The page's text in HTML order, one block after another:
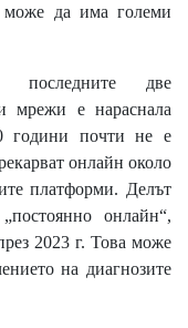
може да има големи
последните две
мрежи е нараснала
години почти не е
онлайн около
платформи. Делът
онлайн“,
2023 г. Това може
на диагнозите